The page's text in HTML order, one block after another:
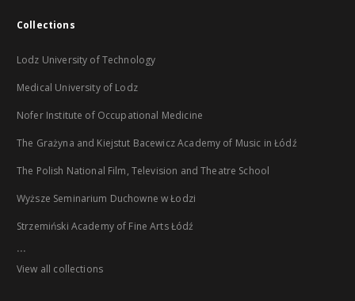
Collections
Lodz University of Technology
Medical University of Lodz
Nofer Institute of Occupational Medicine
The Grażyna and Kiejstut Bacewicz Academy of Music in Łódź
The Polish National Film, Television and Theatre School
Wyższe Seminarium Duchowne w Łodzi
Strzemiński Academy of Fine Arts Łódź
...
View all collections